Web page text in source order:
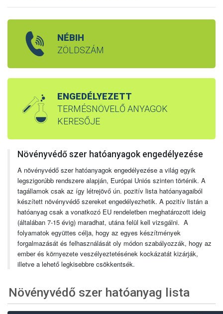
NÉBIH
ZÖLDSZÁM
ENGEDÉLYEZETT
TERMÉSNÖVELŐ ANYAGOK
KERESŐJE
Növényvédő szer hatóanyagok engedélyezése
A növényvédő szer hatóanyagok engedélyezése a világ egyik
legszigorúbb rendszere alapján, Európai Uniós szinten történik. A
tagállamok csak az így létrejövő ún. pozitív lista hatóanyagaiból
készített növényvédő szereket engedélyezhetik. A pozitív listán a
hatóanyag csak a vonatkozó EU rendeletben meghatározott ideig
(általában 7-15 évig) maradhat, utána felül kell vizsgálni. A
folyamatok együttes célja, hogy az egyes készítmények
forgalmazását és felhasználását oly módon szabályozzák, hogy az
ember és környezete veszélyeztetésének kockázatát kizárják,
illetve a lehető legkisebbre csökkentsék.
Növényvédő szer hatóanyag lista